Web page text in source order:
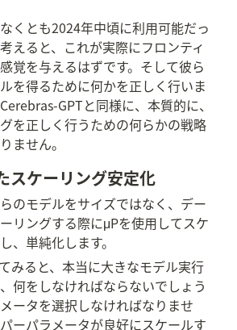
くとも2024年中頃に利用可能だっ
えると、これが実際にフロンティ
覚を与えるはずです。そして彼ら
を得るために何かを正しく行いま
GPTと同様に、本質的に、
を正しく行うための何らかの戦略
ません。
スケーリング安定化
のモデルをサイズではなく、デー
リングする際にμPを使用してスケ
、単純化します。
みると、本当に大きなモデル実行
何をしなければならないでしょう
ータを選択しなければなりませ
ーパラメータが良好にスケールす